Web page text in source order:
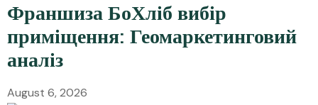
Франшиза БоХліб вибір
приміщення: Геомаркетинговий
аналіз
August 6, 2026